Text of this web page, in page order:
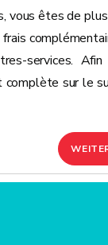
vous êtes de
services.
complète sur le